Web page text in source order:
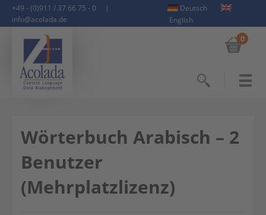
+49 - (0)911 / 37 66 75 - 0
|
info@acolada.de
Deutsch
English
0
Wörterbuch Arabisch – 2
Benutzer
(Mehrplatzlizenz)